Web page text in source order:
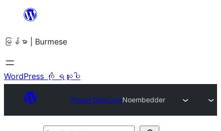
အကြောင်းအရာ
ကျော်သွား
ရန်
မြန်မာ | Burmese
WordPress ကို ရယူပါ
Plugin DirectoryNoembedder